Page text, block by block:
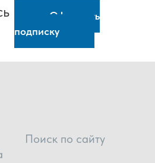
Оформить
подписку
Поиск по сайту